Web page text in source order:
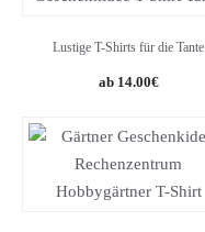
Lustige T-Shirts für die Tante
14.00€